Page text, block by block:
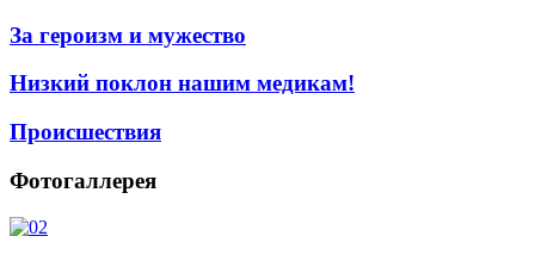
За героизм и мужество
Низкий поклон нашим медикам!
Происшествия
Фотогаллерея